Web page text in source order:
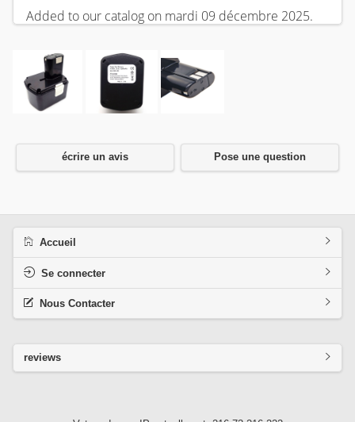
Added to our catalog on mardi 09 décembre 2025.
écrire un avis Pose une question
Accueil
Se connecter
Nous Contacter
reviews